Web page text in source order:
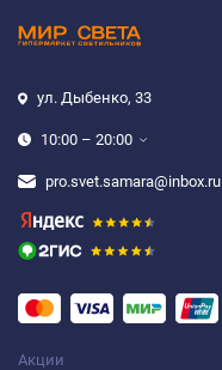
ул. Дыбенко, 33
10:00 – 20:00
pro.svet.samara@inbox.ru
Акции